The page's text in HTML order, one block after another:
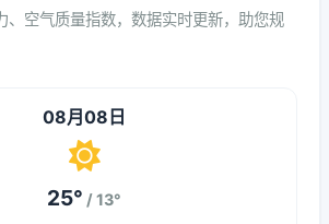
、空气质量指数，数据实时更新，助您规
08月08日
25° / 13°